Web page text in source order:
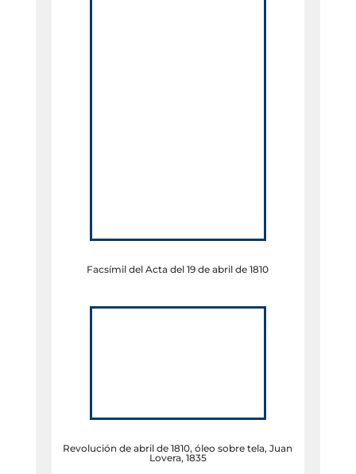
Facsímil del Acta del 19 de abril de 1810
Revolución de abril de 1810, óleo sobre tela, Juan
Lovera, 1835